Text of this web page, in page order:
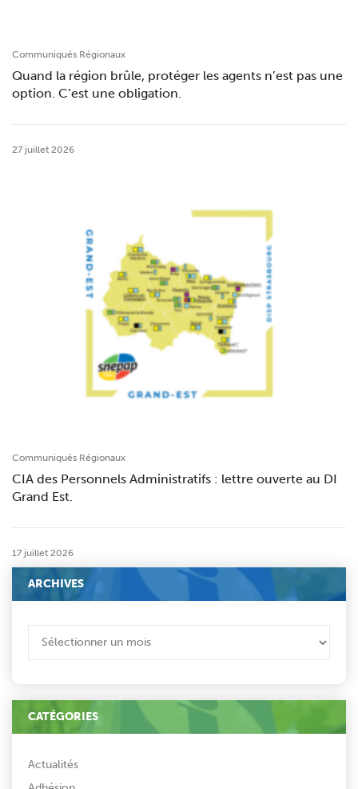
Communiqués Régionaux
Quand la région brûle, protéger les agents n’est pas une
option. C’est une obligation.
27 juillet 2026
Communiqués Régionaux
CIA des Personnels Administratifs : lettre ouverte au DI
Grand Est.
17 juillet 2026
ARCHIVES
CATÉGORIES
Actualités